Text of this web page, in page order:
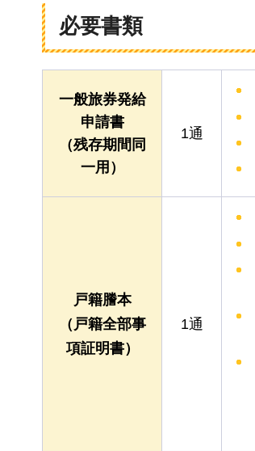
必要書類
一般旅券発給
申請書
（残存期間同
一用）
1通
戸籍謄本
（戸籍全部事
項証明書）
1通